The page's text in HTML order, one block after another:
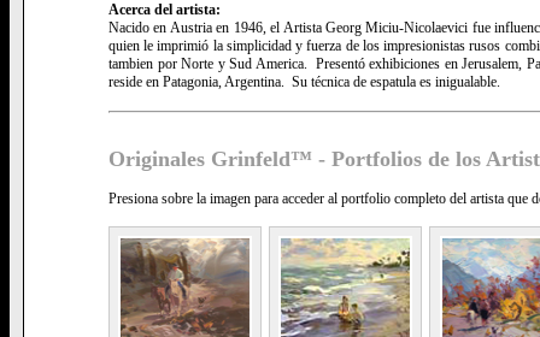
Acerca del artista:
Nacido en Austria en 1946, el Artista Georg Miciu-Nicolaevici fue
quien le imprimió la simplicidad y fuerza de los impresionistas rusos
tambien por Norte y Sud America. Presentó exhibiciones en Jerusalem,
reside en Patagonia, Argentina. Su técnica de espatula es inigualable.
Originales Grinfeld™ - Portfolios de los
Presiona sobre la imagen para acceder al portfolio completo del artista que